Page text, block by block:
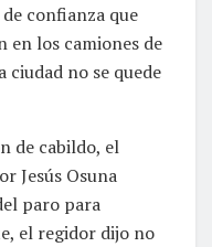
confianza que
en los camiones de
no se quede
de cabildo, el
Jesús Osuna
paro para
el regidor dijo no